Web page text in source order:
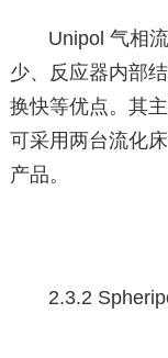
Unipol 气相
少、反应器内部
换快等优点。其
可采用两台流化
产品。
2.3.2